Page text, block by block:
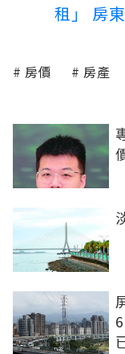
租」 房
房價 房產